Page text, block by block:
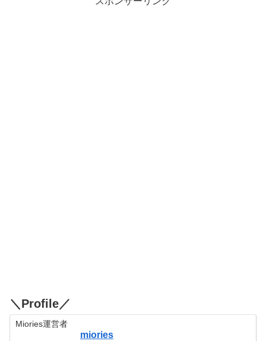
＼Profile／
Miories運営者
miories